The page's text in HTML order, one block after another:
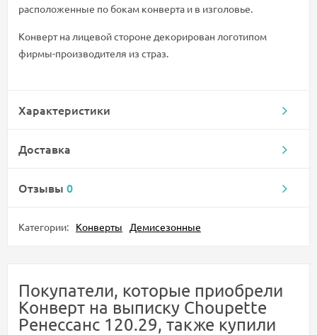
расположенные по бокам конверта и в изголовье.
Конверт на лицевой стороне декорирован логотипом
фирмы-производителя из страз.
Характеристики
Доставка
Отзывы 0
Категории: Конверты Демисезонные
Покупатели, которые приобрели
Конверт на выписку Choupette
Ренессанс 120.29, также купили